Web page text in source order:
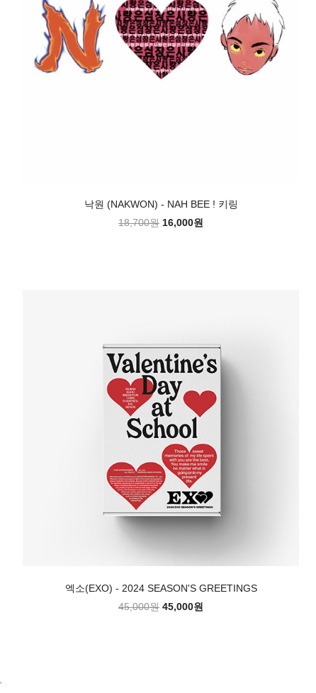
낙원 (NAKWON) - NAH BEE ! 키링
18,700원 16,000원
엑소(EXO) - 2024 SEASON'S GREETINGS
45,000원 45,000원